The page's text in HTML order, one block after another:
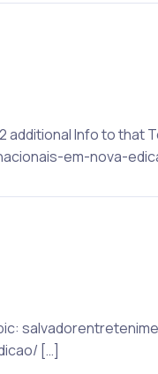
additional Info to
em-nova-
[…]